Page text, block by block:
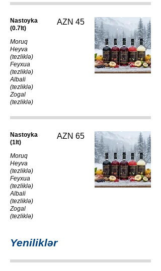
Nastoyka
(0.7lt)
Moruq
Heyva
(tezliklə)
Feyxua
(tezliklə)
Albali
(tezliklə)
Zogal
(tezliklə)
AZN 45
Nastoyka
(1lt)
Moruq
Heyva
(tezliklə)
Feyxua
(tezliklə)
Albali
(tezliklə)
Zogal
(tezliklə)
AZN 65
Yeniliklər